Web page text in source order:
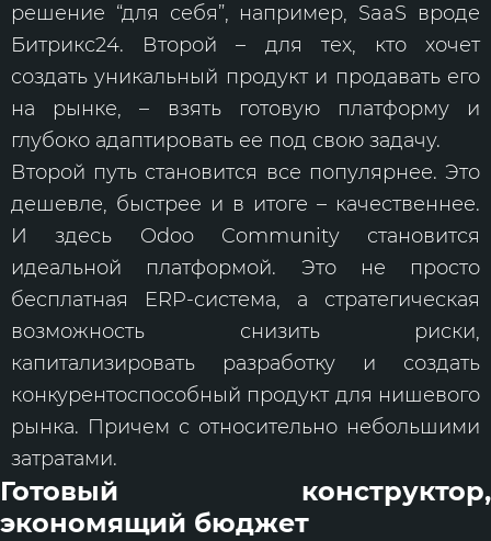
решение “для себя”, например, SaaS вроде
Битрикс24. Второй – для тех, кто хочет
создать уникальный продукт и продавать его
на рынке, – взять готовую платформу и
глубоко адаптировать ее под свою задачу.
Второй путь становится все популярнее. Это
дешевле, быстрее и в итоге – качественнее.
И здесь Odoo Community становится
идеальной платформой. Это не просто
бесплатная ERP-система, а стратегическая
возможность снизить риски,
капитализировать разработку и создать
конкурентоспособный продукт для нишевого
рынка. Причем с относительно небольшими
затратами.
Готовый конструктор,
экономящий бюджет